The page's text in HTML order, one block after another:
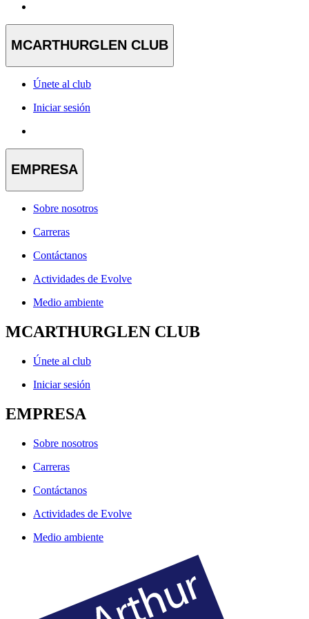
MCARTHURGLEN CLUB
Únete al club
Iniciar sesión
EMPRESA
Sobre nosotros
Carreras
Contáctanos
Actividades de Evolve
Medio ambiente
MCARTHURGLEN CLUB
Únete al club
Iniciar sesión
EMPRESA
Sobre nosotros
Carreras
Contáctanos
Actividades de Evolve
Medio ambiente